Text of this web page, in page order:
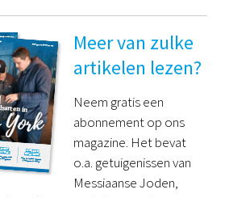
Meer van zulke
artikelen lezen?
Neem gratis een
abonnement op ons
magazine. Het bevat
o.a. getuigenissen van
Messiaanse Joden,